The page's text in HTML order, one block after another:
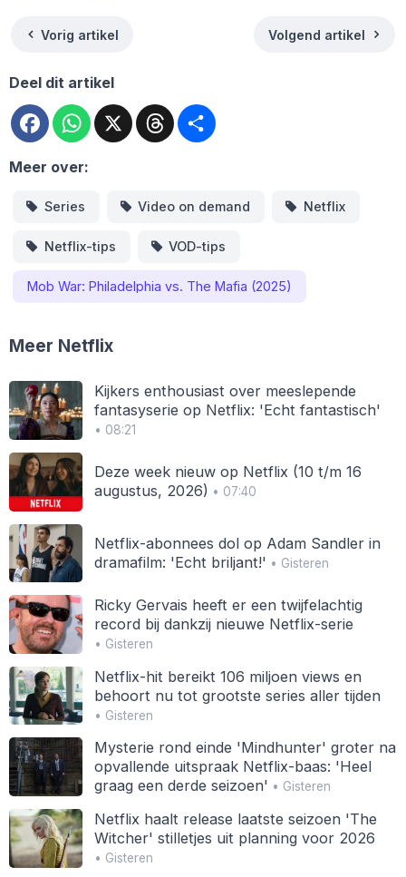
Vorig artikel Volgend artikel
Deel dit artikel
FacebookWhatsApp
X Threads
Meer over:
Series Video on demand Netflix
Netflix-tips VOD-tips
Mob War: Philadelphia vs. The Mafia (2025)
Meer Netflix
Kijkers enthousiast over meeslepende
fantasyserie op Netflix: 'Echt fantastisch'
• 08:21
Deze week nieuw op Netflix (10 t/m 16
augustus, 2026) • 07:40
Netflix-abonnees dol op Adam Sandler in
dramafilm: 'Echt briljant!' • Gisteren
Ricky Gervais heeft er een twijfelachtig
record bij dankzij nieuwe Netflix-serie
• Gisteren
Netflix-hit bereikt 106 miljoen views en
behoort nu tot grootste series aller tijden
• Gisteren
Mysterie rond einde 'Mindhunter' groter na
opvallende uitspraak Netflix-baas: 'Heel
graag een derde seizoen' • Gisteren
Netflix haalt release laatste seizoen 'The
Witcher' stilletjes uit planning voor 2026
• Gisteren